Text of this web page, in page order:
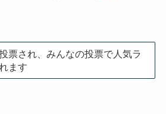
票され、みんなの投票で人気ラ
ます